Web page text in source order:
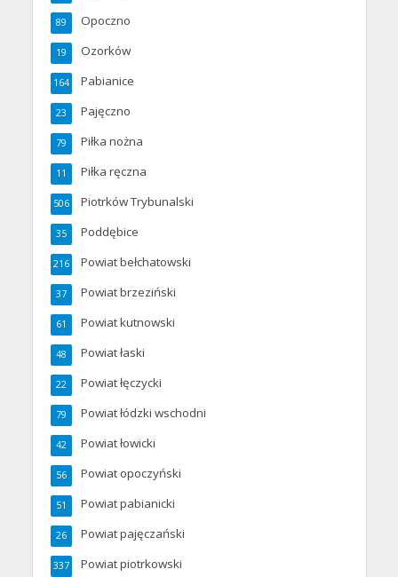
Opoczno
89
Ozorków
19
Pabianice
164
Pajęczno
23
Piłka nożna
79
Piłka ręczna
11
Piotrków Trybunalski
506
Poddębice
35
Powiat bełchatowski
216
Powiat brzeziński
37
Powiat kutnowski
61
Powiat łaski
48
Powiat łęczycki
22
Powiat łódzki wschodni
79
Powiat łowicki
42
Powiat opoczyński
56
Powiat pabianicki
51
Powiat pajęczański
26
Powiat piotrkowski
337